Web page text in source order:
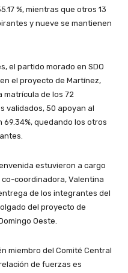
%, mientras que otros 13
y nueve se mantienen
el partido morado en SDO
el proyecto de Martínez,
matrícula de los 72
validados, 50 apoyan al
quedando los otros
estuvieron a cargo
co-coordinadora, Valentina
de los integrantes del
del proyecto de
Oeste.
miembro del Comité Central
de fuerzas es